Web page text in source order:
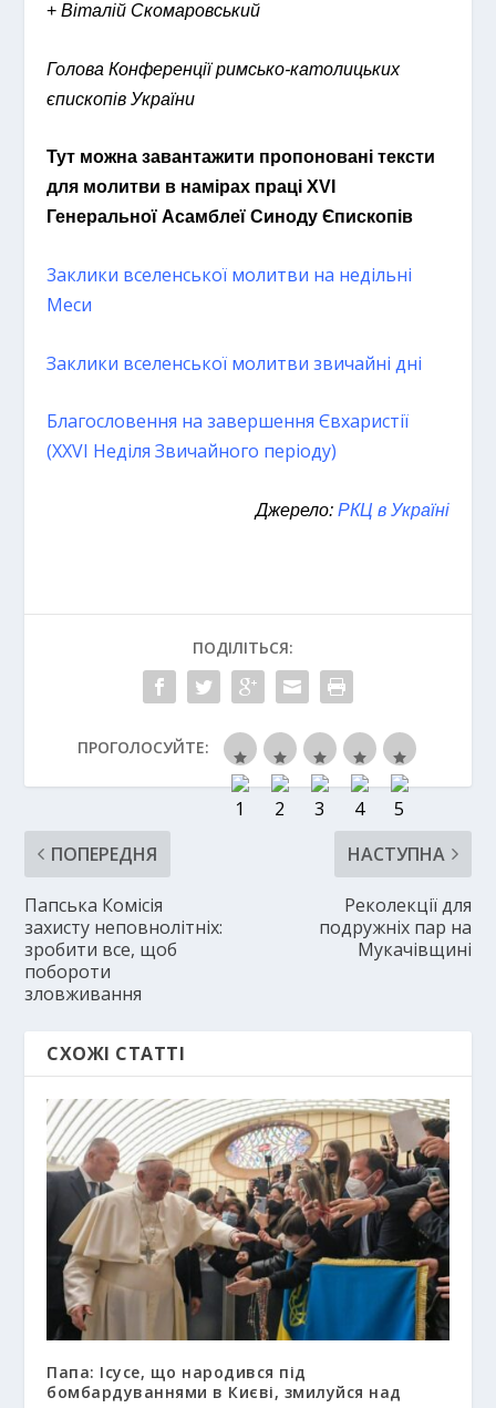
+Віталій Скомаровський
Голова Конференції римсько-католицьких
єпископів України
Тут можна завантажити пропоновані тексти
для молитви в намірах праці XVI
Генеральної Асамблеї Синоду Єпископів
3аклики вселенської молитви на недільні
Меси
Заклики вселенської молитви звичайні дні
Благословення на завершення Євхаристії
(XXVI Неділя Звичайного періоду)
Джерело: РКЦ в Україні
ПОДІЛІТЬСЯ:
ПРОГОЛОСУЙТЕ:
ПОПЕРЕДНЯ
Папська Комісія
захисту неповнолітніх:
зробити все, щоб
побороти
зловживання
НАСТУПНА
Реколекції для
подружніх пар на
Мукачівщині
СХОЖІ СТАТТІ
Папа: Ісусе, що народився під
бомбардуваннями в Києві, змилуйся над